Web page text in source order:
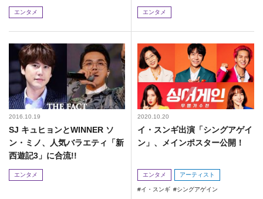
る姿を見せる」
エンタメ エンタメ
2016.10.19
SJ キュヒョンとWINNER ソ
ン・ミノ、人気バラエティ「新
西遊記3」に合流!!
エンタメ
2020.10.20
イ・スンギ出演「シングアゲイ
ン」、メインポスター公開！
エンタメ アーティスト
イ・スンギ シングアゲイン